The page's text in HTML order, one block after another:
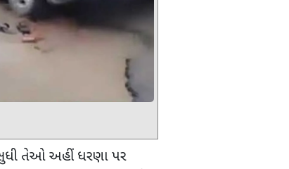
સુધી તેઓ અહીં ધરણા પર